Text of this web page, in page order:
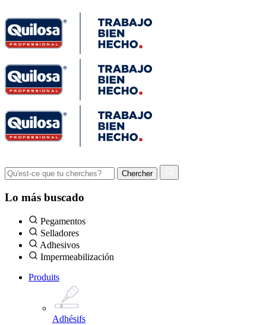
Lo más buscado
Pegamentos
Selladores
Adhesivos
Impermeabilización
Produits
Adhésifs